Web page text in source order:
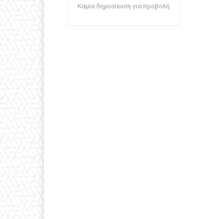
Καμία δημοσίευση για προβολή